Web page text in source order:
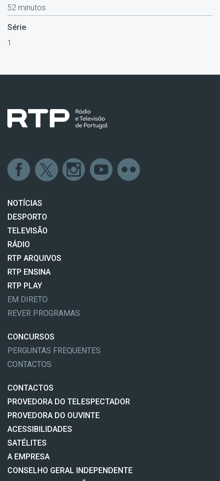
52 minutos
Série
1
NOTÍCIAS
DESPORTO
TELEVISÃO
RÁDIO
RTP ARQUIVOS
RTP ENSINA
RTP PLAY
EM DIRETO
REVER PROGRAMAS
CONCURSOS
PERGUNTAS FREQUENTES
CONTACTOS
CONTACTOS
PROVEDORA DO TELESPECTADOR
PROVEDORA DO OUVINTE
ACESSIBILIDADES
SATÉLITES
A EMPRESA
CONSELHO GERAL INDEPENDENTE